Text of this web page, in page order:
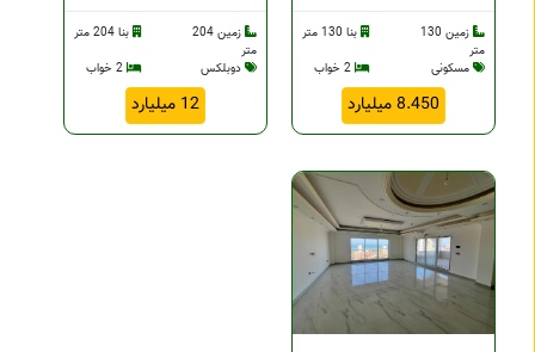
زمین 130
متر
بنا 130 متر
مسکونی
2 خواب
8.450 میلیارد
زمین 204
متر
بنا 204 متر
دوبلکس
2 خواب
12 میلیارد